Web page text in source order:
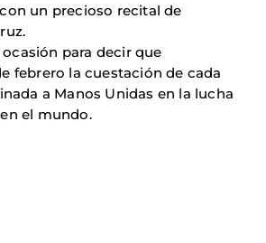
un precioso recital de
para decir que
febrero la cuestación de cada
a Manos Unidas en la lucha
el mundo.